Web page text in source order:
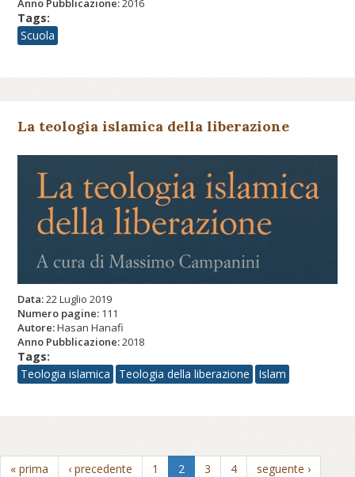
Anno Pubblicazione:2016
Tags:
Scuola
La teologia islamica della liberazione
Data:22 Luglio 2019
Numero pagine: 111
Autore:Hasan Hanafi
Anno Pubblicazione:2018
Tags:
Teologia islamica
Teologia della liberazione Islam
« prima ‹ precedente 1 2 3 4
seguente ›